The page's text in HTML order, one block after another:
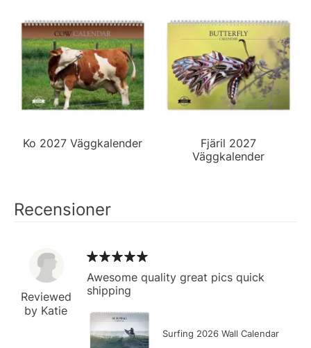
Ko 2027 Väggkalender
Fjäril 2027
Väggkalender
Recensioner
Reviewed
by Katie
Awesome quality great pics quick
shipping
Surfing 2026 Wall Calendar